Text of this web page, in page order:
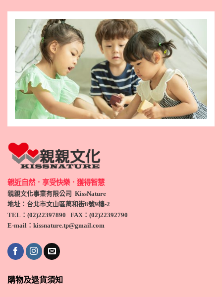
親近自然．享受快樂．獲得智慧
親親文化事業有限公司 KissNature
地址：台北市文山區萬和街8號9樓-2
TEL ：(02)22397890 FAX：(02)22392790
E-mail：kissnature.tp@gmail.com
購物及退貨須知